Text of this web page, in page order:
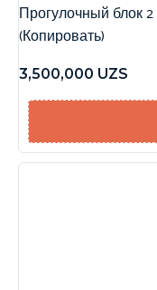
Прогулочный блок 2
(Копировать)
3,500,000 UZS